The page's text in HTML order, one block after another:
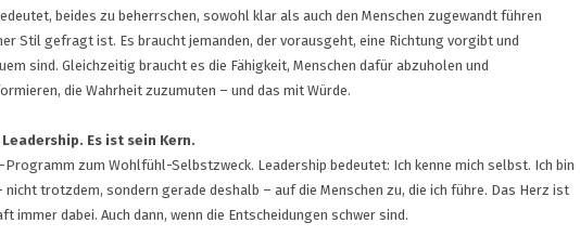
beides zu beherrschen, sowohl klar als auch den Menschen zugewandt führen
Stil gefragt ist. Es braucht jemanden, der vorausgeht, eine Richtung vorgibt und
sind. Gleichzeitig braucht es die Fähigkeit, Menschen dafür abzuholen und
die Wahrheit zuzumuten – und das mit Würde.
Es ist sein Kern.
Programm zum Wohlfühl-Selbstzweck. Leadership bedeutet: Ich kenne mich selbst. Ich bin
nicht trotzdem, sondern gerade deshalb – auf die Menschen zu, die ich führe. Das Herz ist
dabei. Auch dann, wenn die Entscheidungen schwer sind.